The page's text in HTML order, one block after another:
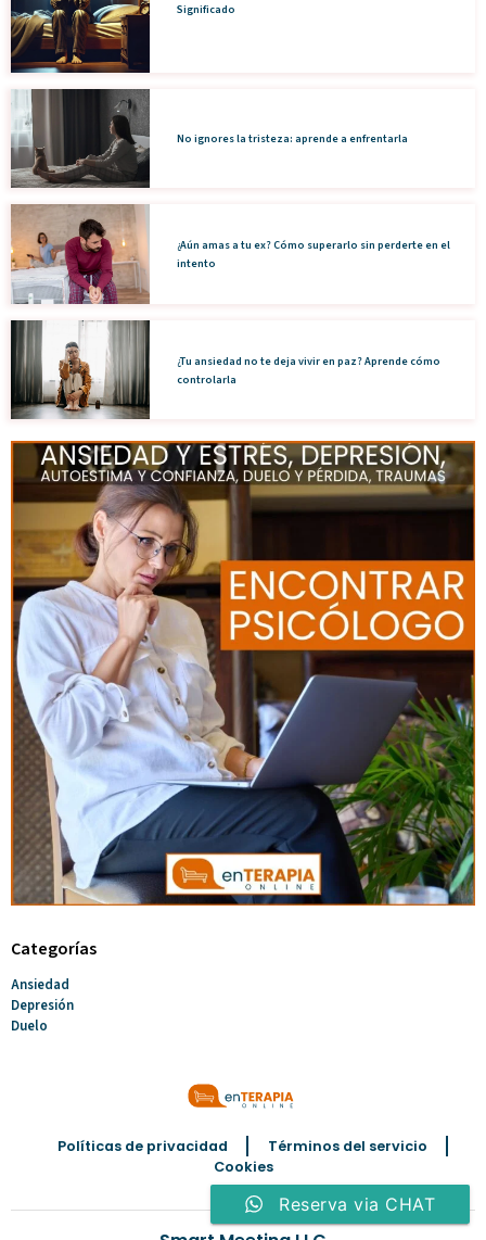
Significado
No ignores la tristeza: aprende a enfrentarla
¿Aún amas a tu ex? Cómo superarlo sin perderte en el
intento
¿Tu ansiedad no te deja vivir en paz? Aprende cómo
controlarla
Categorías
Ansiedad
Depresión
Duelo
Políticas de privacidad
Términos del servicio
Cookies
Reserva via CHAT